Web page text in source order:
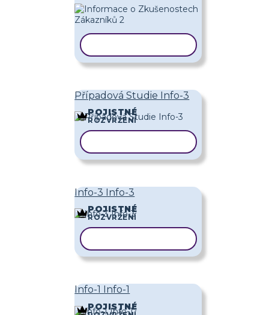
Případová Studie Info-3
POJISTNÉ
ROZVRŽENÍ
Info-3 Info-3
POJISTNÉ
ROZVRŽENÍ
Info-1 Info-1
POJISTNÉ